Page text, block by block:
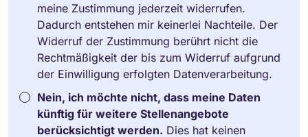
meine Zustimmung jederzeit widerrufen.
Dadurch entstehen mir keinerlei Nachteile. Der
Widerruf der Zustimmung berührt nicht die
Rechtmäßigkeit der bis zum Widerruf aufgrund
der Einwilligung erfolgten Datenverarbeitung.
Nein, ich möchte nicht, dass meine Daten
künftig für weitere Stellenangebote
berücksichtigt werden. Dies hat keinen